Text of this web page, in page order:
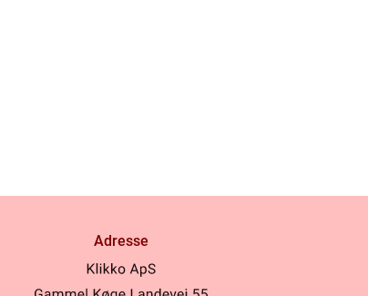
Adresse